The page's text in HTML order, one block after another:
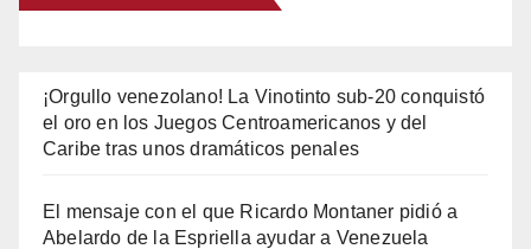
¡Orgullo venezolano! La Vinotinto sub-20 conquistó
el oro en los Juegos Centroamericanos y del
Caribe tras unos dramáticos penales
El mensaje con el que Ricardo Montaner pidió a
Abelardo de la Espriella ayudar a Venezuela